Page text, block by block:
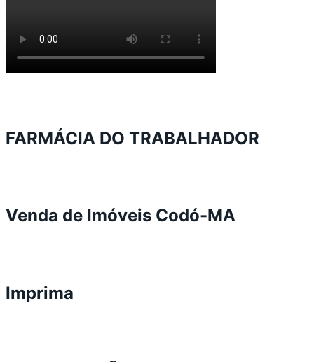
FARMÁCIA DO TRABALHADOR
Venda de Imóveis Codó-MA
Imprima